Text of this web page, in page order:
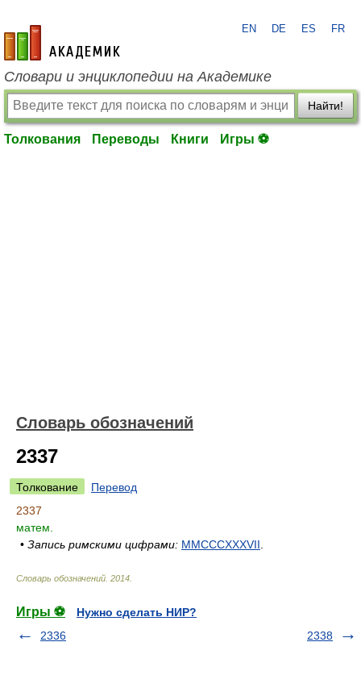
academic.ru
EN DE ES FR
Словари и энциклопедии на Академике
Найти!
Толкования Переводы Книги Игры ⚽
Словарь обозначений
2337
Толкование
Перевод
2337
матем.
• Запись римскими цифрами: MMCCCXXXVII
Словарь обозначений 2014
Игры ⚽
Нужно сделать НИР?
2336
2338